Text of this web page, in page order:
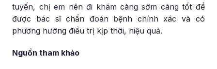
tuyến, chị em nên đi khám càng sớm càng tốt để
được bác sĩ chẩn đoán bệnh chính xác và có
phương hướng điều trị kịp thời, hiệu quả.
Nguồn tham khảo